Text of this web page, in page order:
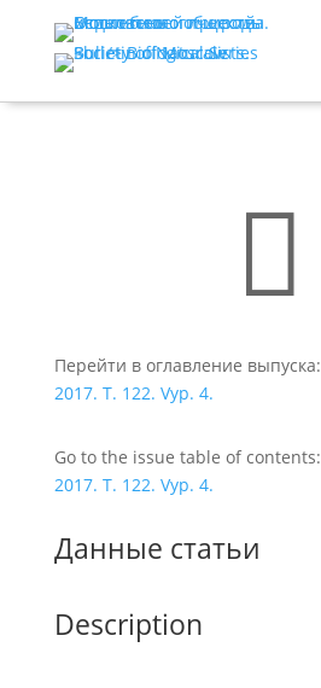

Перейти в оглавление выпуска:
2017. T. 122. Vyp. 4.
Go to the issue table of contents:
2017. T. 122. Vyp. 4.
Данные статьи
Description